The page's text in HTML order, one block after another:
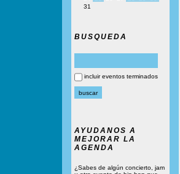
31
BUSQUEDA
incluir eventos terminados
AYUDANOS A
MEJORAR LA
AGENDA
¿Sabes de algún concierto, jam